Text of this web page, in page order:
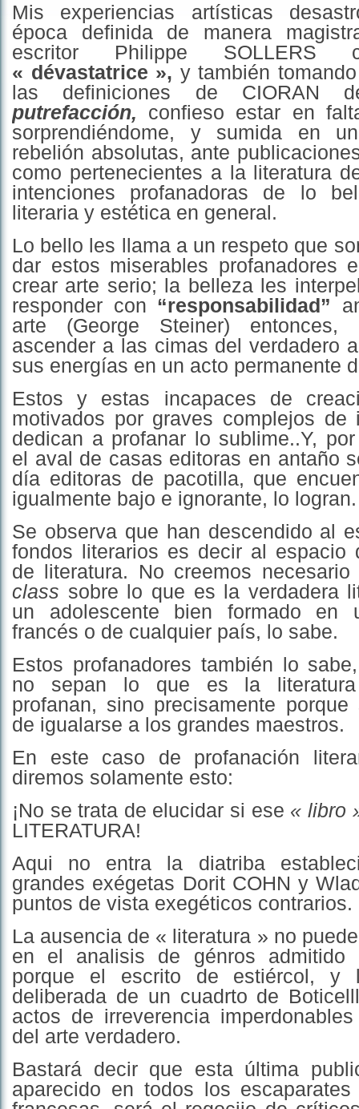
Mis experiencias artísticas
época definida de manera
escritor Philippe SOLLERS
« dévastatrice », y también
las definiciones de CIORAN
putrefacción, confieso estar en
sorprendiéndome, y sumida en
rebelión absolutas, ante
como pertenecientes a la literatura
intenciones profanadoras de lo
literaria y estética en general.
Lo bello les llama a un respeto que
dar estos miserables profanadores
crear arte serio; la belleza les
responder con “responsabilidad”
arte (George Steiner) entonces,
ascender a las cimas del verdadero
sus energías en un acto permanente
Estos y estas incapaces de
motivados por graves complejos de
dedican a profanar lo sublime..Y,
el aval de casas editoras en antaño
día editoras de pacotilla, que
igualmente bajo e ignorante, lo logran.
Se observa que han descendido al
fondos literarios es decir al espacio
de literatura. No creemos
class sobre lo que es la verdadera
un adolescente bien formado en
francés o de cualquier país, lo sabe.
Estos profanadores también lo
no sepan lo que es la
profanan, sino precisamente porque
de igualarse a los grandes maestros.
En este caso de profanación
diremos solamente esto:
¡No se trata de elucidar si ese « libro
LITERATURA!
Aqui no entra la diatriba
grandes exégetas Dorit COHN y
puntos de vista exegéticos contrarios.
La ausencia de « literatura » no
en el analisis de génros admitido
porque el escrito de estiércol, y
deliberada de un cuadrto de
actos de irreverencia
del arte verdadero.
Bastará decir que esta última
aparecido en todos los